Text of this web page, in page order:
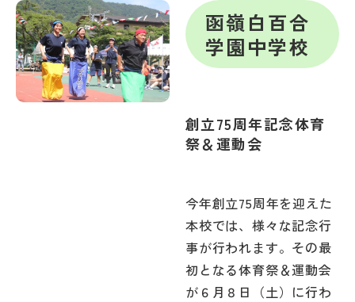
函嶺白百合
学園中学校
創立75周年記念体育
祭＆運動会
今年創立75周年を迎えた
本校では、様々な記念行
事が行われます。その最
初となる体育祭＆運動会
が６月８日（土）に行わ